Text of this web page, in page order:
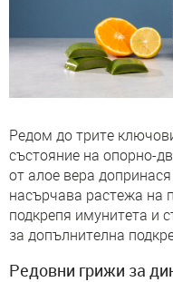
Редом до трите
състояние на опорно-
от алое вера
насърчава растежа на
подкрепя имунитета и
за допълнителна
Редовни грижи за